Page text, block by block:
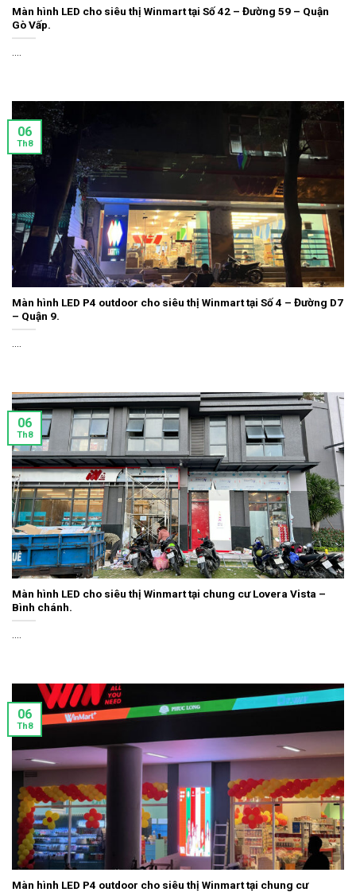
Màn hình LED cho siêu thị Winmart tại Số 42 – Đường 59 – Quận
Gò Vấp.
....
Màn hình LED P4 outdoor cho siêu thị Winmart tại Số 4 – Đường D7
– Quận 9.
....
06
Th8
Màn hình LED cho siêu thị Winmart tại chung cư Lovera Vista –
Bình chánh.
....
06
Th8
Màn hình LED P4 outdoor cho siêu thị Winmart tại chung cư
06
Th8